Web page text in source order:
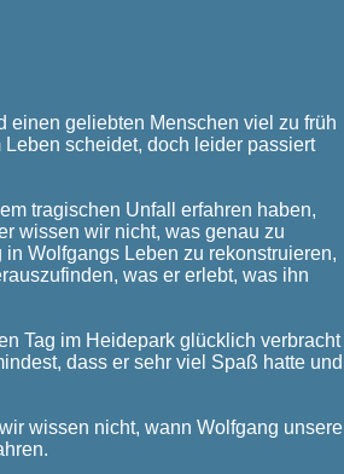
einen geliebten Menschen viel zu früh
scheidet, doch leider passiert
tragischen Unfall erfahren haben,
wissen wir nicht, was genau zu
Wolfgangs Leben zu rekonstruieren,
was er erlebt, was ihn
Tag im Heidepark glücklich verbracht
dass er sehr viel Spaß hatte und
wissen nicht, wann Wolfgang unsere